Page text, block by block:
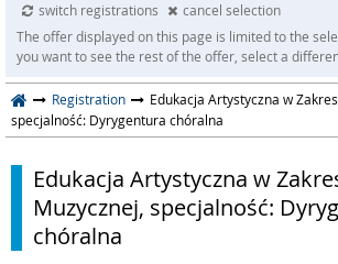
switch registrations
cancel selection
The offer displayed on this page is limited to the
you want to see the rest of the offer, select a
Registration
Edukacja Artystyczna w
specjalność: Dyrygentura chóralna
Edukacja Artystyczna w
Muzycznej, specjalność:
chóralna